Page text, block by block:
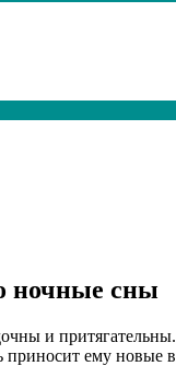
ночные сны
притягательны.
ему новые